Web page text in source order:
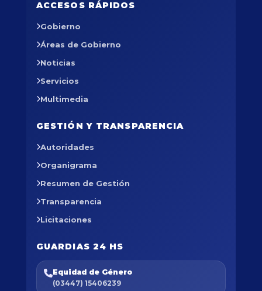
ACCESOS RÁPIDOS
Gobierno
Áreas de Gobierno
Noticias
Servicios
Multimedia
GESTIÓN Y TRANSPARENCIA
Autoridades
Organigrama
Resumen de Gestión
Transparencia
Licitaciones
GUARDIAS 24 HS
Equidad de Género
(03447) 15406239